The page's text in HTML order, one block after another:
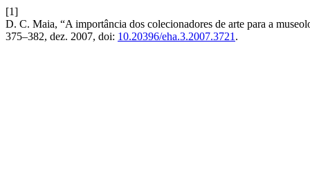
[1]
D. C. Maia, “A importância dos colecionadores de arte para a
375–382, dez. 2007, doi: 10.20396/eha.3.2007.3721 .